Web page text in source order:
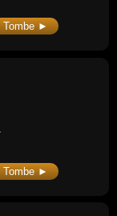
Tombe ►
Tombe ►